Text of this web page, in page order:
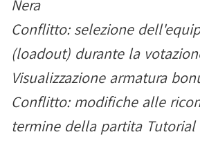
Nera
Conflitto: selezione
(loadout) durante la
Visualizzazione armatura
Conflitto: modifiche alle
termine della partita Tutorial